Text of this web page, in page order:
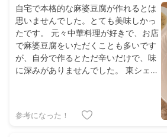
自宅で本格的な麻婆豆腐が作れるとは
思いませんでした。とても美味しかっ
たです。 元々中華料理が好きで、お店
で麻婆豆腐をいただくことも多いです
が、自分で作るとただ辛いだけで、味
に深みがありませんでした。 東シェフ
腐を簡単に作ることができたので、び
参考になった！